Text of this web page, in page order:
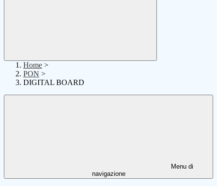
Home >
PON >
DIGITAL BOARD
Menu di
navigazione